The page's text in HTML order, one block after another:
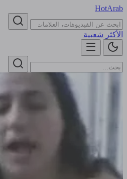
HotArab
الأكثر شعبية